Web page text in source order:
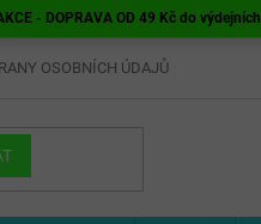
- DOPRAVA OD 49 Kč do
OSOBNÍCH ÚDAJŮ